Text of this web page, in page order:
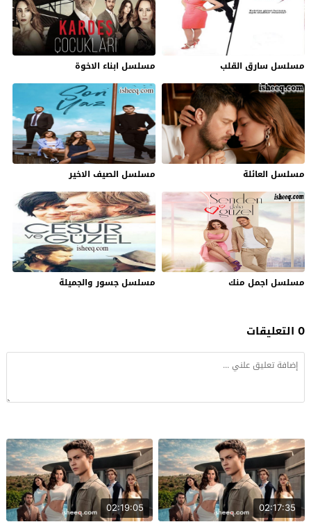
مسلسل سارق القلب مسلسل ابناء الاخوة
مسلسل العائلة مسلسل الصيف الاخير
مسلسل اجمل منك مسلسل جسور والجميلة
0 التعليقات
02:17:35
02:19:05